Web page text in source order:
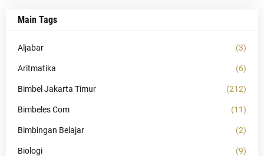
Main Tags
Aljabar (3)
Aritmatika (6)
Bimbel Jakarta Timur (212)
Bimbeles Com (11)
Bimbingan Belajar (2)
Biologi (9)